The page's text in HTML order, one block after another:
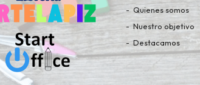
Quienes somos
Nuestro objetivo
Destacamos